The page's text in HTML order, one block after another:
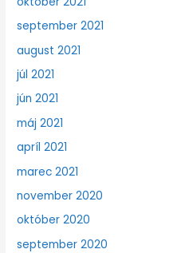
september 2021
august 2021
júl 2021
jún 2021
máj 2021
apríl 2021
marec 2021
november 2020
október 2020
september 2020